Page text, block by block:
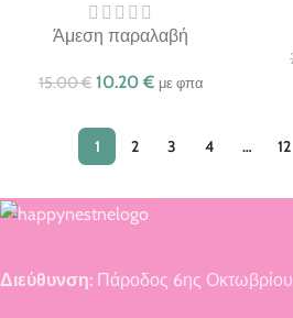
Άμεση παραλαβή
15.00€ 10.20 € με φπα
1 2 3 4 … 12
Διεύθυνση: Πάροδος 6ης